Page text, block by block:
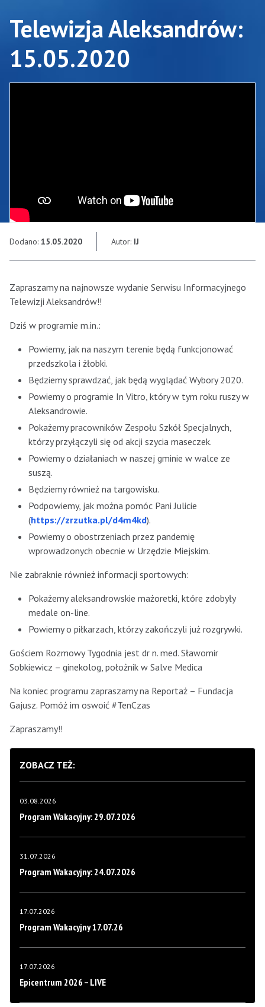
Telewizja Aleksandrów:
15.05.2020
Dodano: 15.05.2020 Autor: IJ
Zapraszamy na najnowsze wydanie Serwisu Informacyjnego
Telewizji Aleksandrów!!
Dziś w programie m.in.:
Powiemy, jak na naszym terenie będą funkcjonować
przedszkola i żłobki.
Będziemy sprawdzać, jak będą wyglądać Wybory 2020.
Powiemy o programie In Vitro, który w tym roku ruszy w
Aleksandrowie.
Pokażemy pracowników Zespołu Szkół Specjalnych,
którzy przyłączyli się od akcji szycia maseczek.
Powiemy o działaniach w naszej gminie w walce ze
suszą.
Będziemy również na targowisku.
Podpowiemy, jak można pomóc Pani Julicie
(https://zrzutka.pl/d4m4kd).
Powiemy o obostrzeniach przez pandemię
wprowadzonych obecnie w Urzędzie Miejskim.
Nie zabraknie również informacji sportowych:
Pokażemy aleksandrowskie mażoretki, które zdobyły
medale on-line.
Powiemy o piłkarzach, którzy zakończyli już rozgrywki.
Gościem Rozmowy Tygodnia jest dr n. med. Sławomir
Sobkiewicz – ginekolog, położnik w Salve Medica
Na koniec programu zapraszamy na Reportaż – Fundacja
Gajusz. Pomóż im oswoić #TenCzas
Zapraszamy!!
ZOBACZ TEŻ:
03.08.2026
Program Wakacyjny: 29.07.2026
31.07.2026
Program Wakacyjny: 24.07.2026
17.07.2026
Program Wakacyjny 17.07.26
17.07.2026
Epicentrum 2026 – LIVE